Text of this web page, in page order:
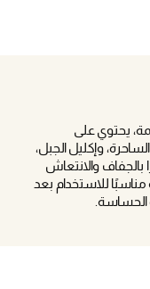
يحتوي على
وإكليل الجبل،
والانتعاش
مناسبًا للاستخدام بعد
الحساسة.